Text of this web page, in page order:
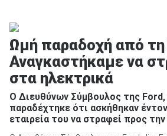
Ωμή παραδοχή από τη
Αναγκαστήκαμε να
στα ηλεκτρικά
Ο Διευθύνων Σύμβουλος της Ford,
παραδέχτηκε ότι ασκήθηκαν
εταιρεία του να στραφεί προς